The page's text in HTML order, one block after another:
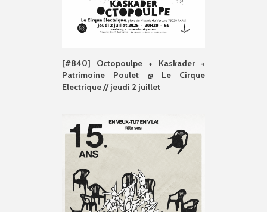
[#840] Octopoulpe + Kaskader +
Patrimoine Poulet @ Le Cirque
Electrique // jeudi 2 juillet